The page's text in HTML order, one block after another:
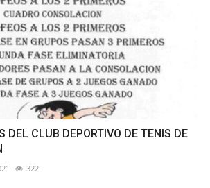
DEL CLUB DEPORTIVO DE TENIS DE
322